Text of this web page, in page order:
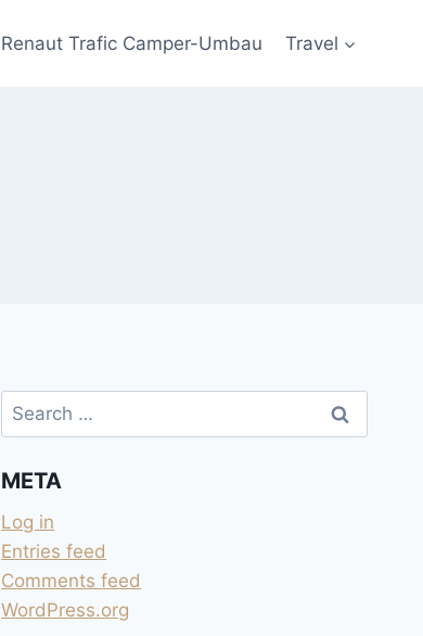
Renaut Trafic Camper-Umbau Travel
Search
for:
META
Log in
Entries feed
Comments feed
WordPress.org